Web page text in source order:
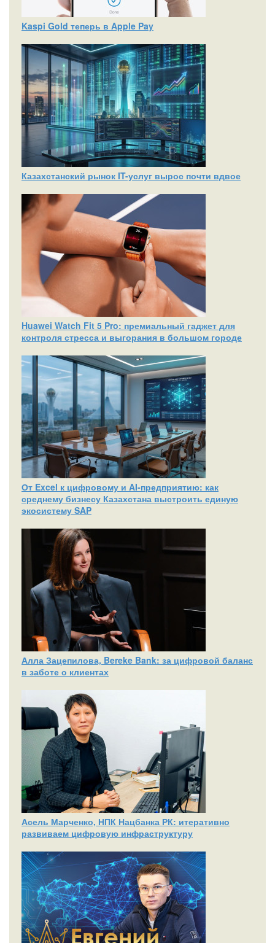
Kaspi Gold теперь в Apple Pay
Казахстанский рынок IT-услуг вырос почти вдвое
Huawei Watch Fit 5 Pro: премиальный гаджет для
контроля стресса и выгорания в большом городе
От Excel к цифровому и AI‑предприятию: как
среднему бизнесу Казахстана выстроить единую
экосистему SAP
Алла Зацепилова, Bereke Bank: за цифровой баланс
в заботе о клиентах
Асель Марченко, НПК Нацбанка РК: итеративно
развиваем цифровую инфраструктуру